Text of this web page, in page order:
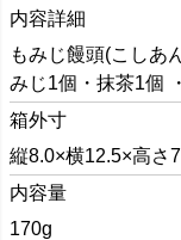
内容詳細
もみじ饅頭(こしあ
みじ1個・抹茶1個
箱外寸
縦8.0×横12.5×高さ
内容量
170g